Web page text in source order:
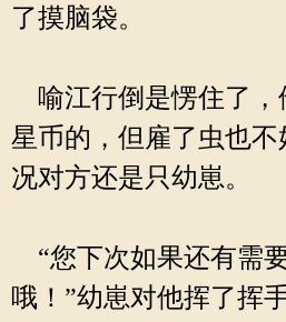
了摸脑袋。
喻江行倒是愣住了，
星币的，但雇了虫也
况对方还是只幼崽。
“您下次如果还有需
哦！”幼崽对他挥了挥